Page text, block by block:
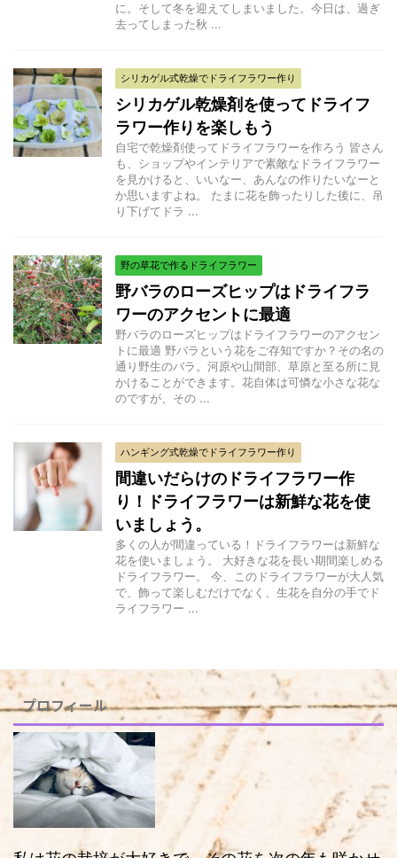
に。そして冬を迎えてしまいました。今日は、過ぎ
去ってしまった秋 ...
シリカゲル式乾燥でドライフラワー作り
シリカゲル乾燥剤を使ってドライフ
ラワー作りを楽しもう
自宅で乾燥剤使ってドライフラワーを作ろう 皆さん
も、ショップやインテリアで素敵なドライフラワー
を見かけると、いいなー、あんなの作りたいなーと
か思いますよね。 たまに花を飾ったりした後に、吊
り下げてドラ ...
野の草花で作るドライフラワー
野バラのローズヒップはドライフラ
ワーのアクセントに最適
野バラのローズヒップはドライフラワーのアクセン
トに最適 野バラという花をご存知ですか？その名の
通り野生のバラ。河原や山間部、草原と至る所に見
かけることができます。花自体は可憐な小さな花な
のですが、その ...
ハンギング式乾燥でドライフラワー作り
間違いだらけのドライフラワー作
り！ドライフラワーは新鮮な花を使
いましょう。
多くの人が間違っている！ドライフラワーは新鮮な
花を使いましょう。 大好きな花を長い期間楽しめる
ドライフラワー。 今、このドライフラワーが大人気
で、飾って楽しむだけでなく、生花を自分の手でド
ライフラワー ...
プロフィール